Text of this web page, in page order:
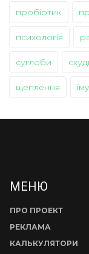
пробіотик
психологія
суглоби
щеплення
МЕНЮ
ПРО ПРОЕКТ
РЕКЛАМА
КАЛЬКУЛЯТОРИ